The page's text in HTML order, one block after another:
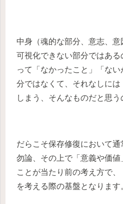
中身（魂的な部分、意志、
可視化できない部分ではあ
って「なかったこと」「な
分ではなくて、それなしに
しまう、そんなものだと思う
だらこそ保存修復において
勿論、その上で「意義や価値
ことが当たり前の考え方で、
を考える際の基盤となります